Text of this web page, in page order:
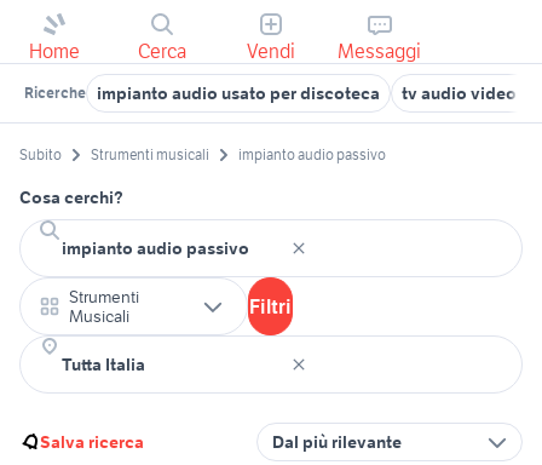
Home Cerca Vendi Messaggi
Ricerche impianto audio usato per discoteca tv audio video
Subito Strumenti musicali impianto audio passivo
Cosa cerchi?
Strumenti
Musicali
Filtri
Salva ricerca Dal più rilevante